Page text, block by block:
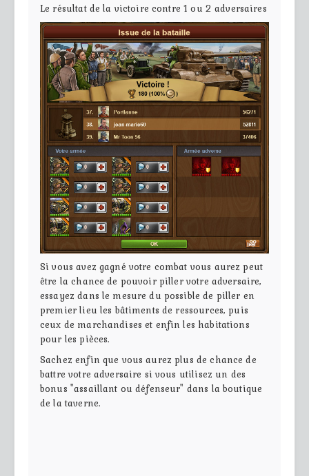
Le résultat de la victoire contre 1 ou 2 adversaires
Si vous avez gagné votre combat vous aurez peut
être la chance de pouvoir piller votre adversaire,
essayez dans le mesure du possible de piller en
premier lieu les bâtiments de ressources, puis
ceux de marchandises et enfin les habitations
pour les pièces.
Sachez enfin que vous aurez plus de chance de
battre votre adversaire si vous utilisez un des
bonus "assaillant ou défenseur" dans la boutique
de la taverne.